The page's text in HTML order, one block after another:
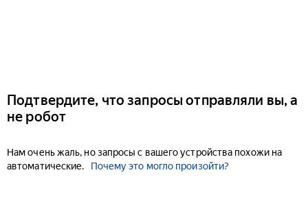
Подтвердите, что запросы отправляли вы, а
не робот
Нам очень жаль, но запросы с вашего устройства похожи на
автоматические.
Почему это могло произойти?